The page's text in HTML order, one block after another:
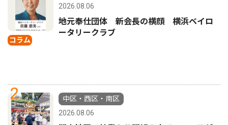
コラム
2026.08.06
地元奉仕団体 新会長の横顔 横浜ベイロ
ータリークラブ
2
中区・西区・南区
2026.08.06